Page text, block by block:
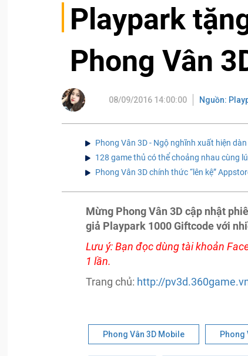
Playpark
Phong Vân
08/09/2016 14:00:00 Nguồn:
Phong Vân 3D - Ngộ nghĩnh xuất hiện
128 game thủ có thể choảng nhau cùng
Phong Vân 3D chính thức “lên kệ”
Mừng Phong Vân 3D cập nhật
giả Playpark 1000 Giftcode với
Lưu ý: Bạn đọc dùng tài khoản
1 lần.
Trang chủ: http://
Phong Vân 3D Mobile Phong